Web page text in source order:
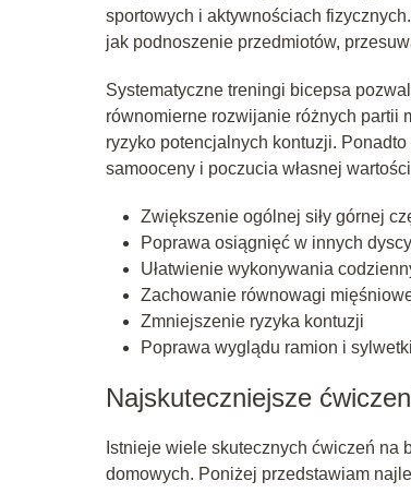
sportowych i aktywnościach
jak podnoszenie przedmiotów,
Systematyczne treningi bicepsa
równomierne rozwijanie różnych partii
ryzyko potencjalnych kontuzji.
samooceny i poczucia własnej
Zwiększenie ogólnej siły górnej
Poprawa osiągnięć w innych
Ułatwienie wykonywania
Zachowanie równowagi
Zmniejszenie ryzyka kontuzji
Poprawa wyglądu ramion i sylwetki
Najskuteczniejsze
Istnieje wiele skutecznych ćwiczeń na
domowych. Poniżej przedstawiam